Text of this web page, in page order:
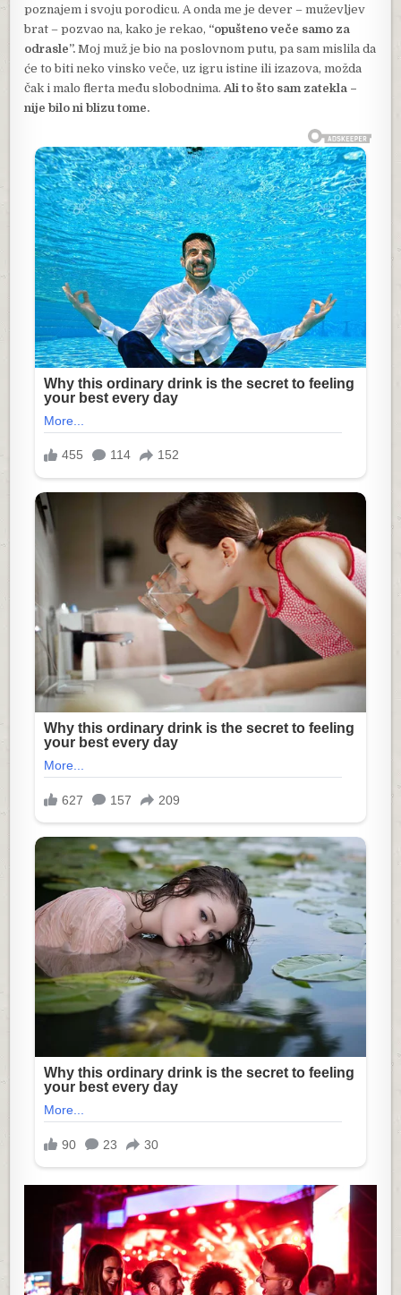
poznajem i svoju porodicu. A onda me je dever – muževljev
brat – pozvao na, kako je rekao, “opušteno veče samo za
odrasle”. Moj muž je bio na poslovnom putu, pa sam mislila da
će to biti neko vinsko veče, uz igru istine ili izazova, možda
čak i malo flerta među slobodnima. Ali to što sam zatekla –
nije bilo ni blizu tome.